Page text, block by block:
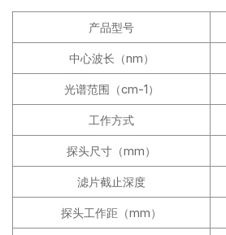
产品型号
中心波长（nm）
光谱范围（cm-1）
工作方式
探头尺寸（mm）
滤片截止深度
探头工作距（mm）